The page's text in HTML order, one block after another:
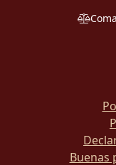
Buenas